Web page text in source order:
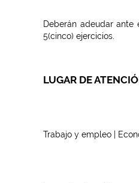
Deberán adeudar
5(cinco) ejercicios.
LUGAR DE
Trabajo y empleo |